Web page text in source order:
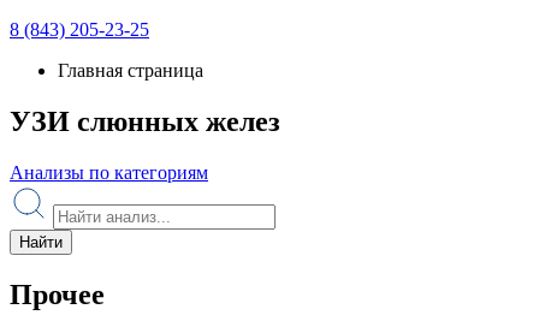
8 (843) 205-23-25
Главная страница
УЗИ слюнных желез
Анализы по категориям
Найти
Прочее